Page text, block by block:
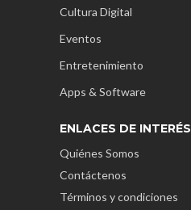
Cultura Digital
Eventos
Entretenimiento
Apps & Software
ENLACES DE INTERÉS
Quiénes Somos
Contáctenos
Términos y condiciones